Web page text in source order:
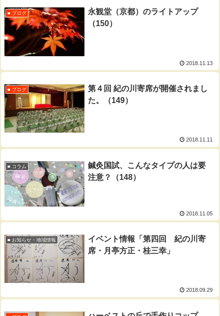
■ ブログ
永観堂（京都）のライトアップ
（150）
2018.11.13
■ ブログ
第４回 紀の川寄席が開催されまし
た。（149）
2018.11.11
■ コラム
鍼灸国試、こんなタイプの人は要
注意？（148）
2018.11.05
■ お知らせ・地域情報
イベント情報「第四回 紀の川寄
席・月亭方正・桂三幸」
2018.09.29